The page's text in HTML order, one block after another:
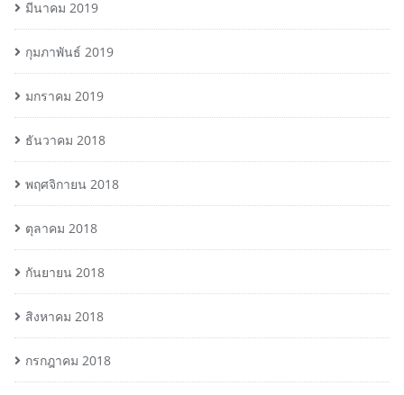
มีนาคม 2019
กุมภาพันธ์ 2019
มกราคม 2019
ธันวาคม 2018
พฤศจิกายน 2018
ตุลาคม 2018
กันยายน 2018
สิงหาคม 2018
กรกฎาคม 2018